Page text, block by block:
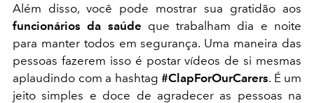
Além disso, você pode mostrar sua gratidão aos
funcionários da saúde que trabalham dia e noite
para manter todos em segurança. Uma maneira das
pessoas fazerem isso é postar vídeos de si mesmas
aplaudindo com a hashtag #ClapForOurCarers. É um
jeito simples e doce de agradecer as pessoas na